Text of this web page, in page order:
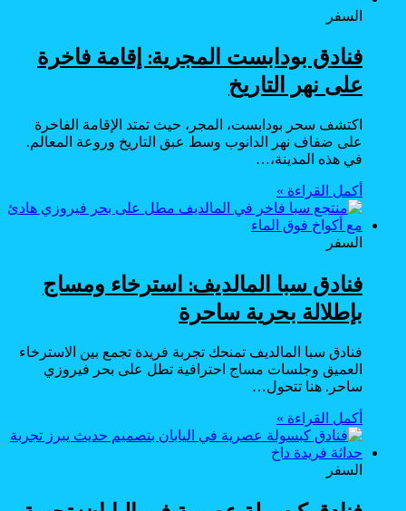
السفر
فنادق بودابست المجرية: إقامة فاخرة
على نهر التاريخ
اكتشف سحر بودابست، المجر، حيث تمتد الإقامة الفاخرة
على ضفاف نهر الدانوب وسط عبق التاريخ وروعة المعالم.
في هذه المدينة،…
أكمل القراءة »
السفر
فنادق سبا المالديف: استرخاء ومساج
بإطلالة بحرية ساحرة
فنادق سبا المالديف تمنحك تجربة فريدة تجمع بين الاسترخاء
العميق وجلسات مساج احترافية تطل على بحر فيروزي
ساحر. هنا تتحول…
أكمل القراءة »
السفر